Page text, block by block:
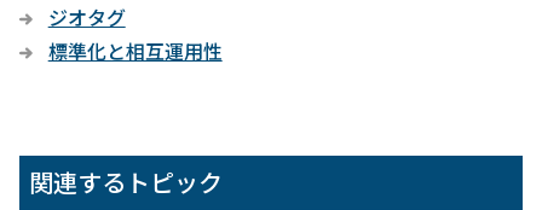
ジオタグ
標準化と相互運用性
関連するトピック